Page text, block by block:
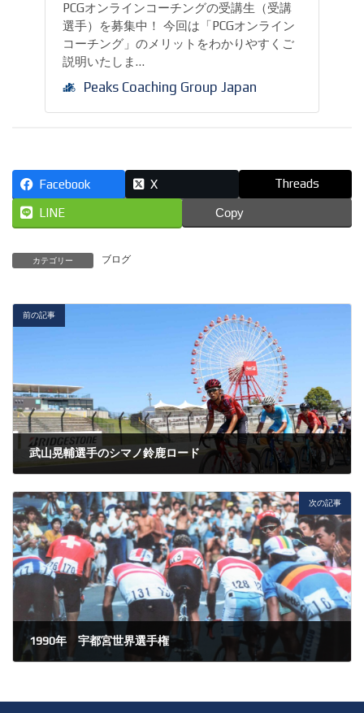
PCGオンラインコーチングの受講生（受講
選手）を募集中！ 今回は「PCGオンライン
コーチング」のメリットをわかりやすくご
説明いたしま…
Peaks Coaching Group Japan
Facebook X Threads
LINE Copy
カテゴリー ブログ
前の記事
武山晃輔選手のシマノ鈴鹿ロード
次の記事
1990年 宇都宮世界選手権